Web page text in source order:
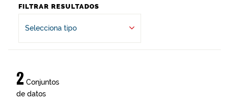
FILTRAR RESULTADOS
Selecciona tipo
2 Conjuntos
de datos